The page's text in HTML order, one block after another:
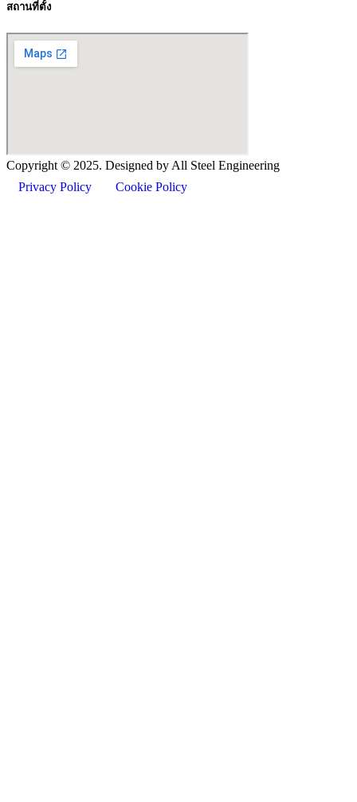
สถานที่ตั้ง
Copyright © 2025. Designed by All Steel Engineering
Privacy Policy
Cookie Policy